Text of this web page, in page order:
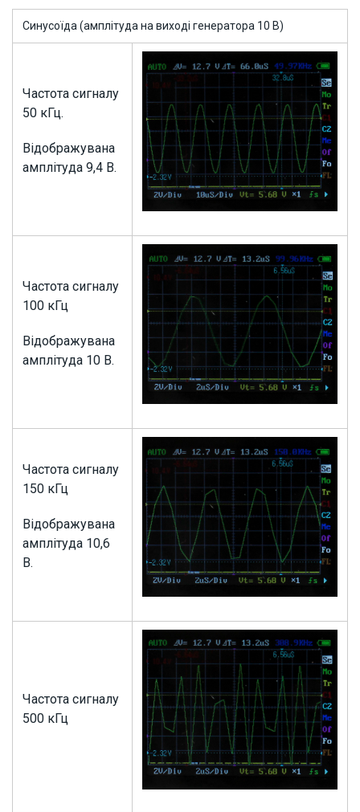
Синусоїда (амплітуда на виході генератора 10 В)
Частота сигналу
50 кГц.
Відображувана
амплітуда 9,4 В.
Частота сигналу
100 кГц
Відображувана
амплітуда 10 В.
Частота сигналу
150 кГц
Відображувана
амплітуда 10,6
В.
Частота сигналу
500 кГц